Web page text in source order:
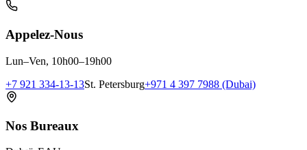
Appelez-Nous
Lun–Ven, 10h00–19h00
+7 921 334-13-13St. Petersburg+971 4 397 7988 (Dubai)
Nos Bureaux